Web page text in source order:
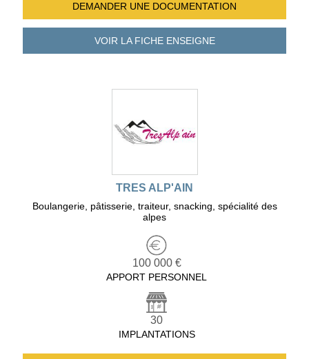
DEMANDER UNE DOCUMENTATION
VOIR LA FICHEENSEIGNE
TRES ALP'AIN
Boulangerie, pâtisserie, traiteur, snacking, spécialité des
alpes
100 000 €
APPORT PERSONNEL
30
IMPLANTATIONS